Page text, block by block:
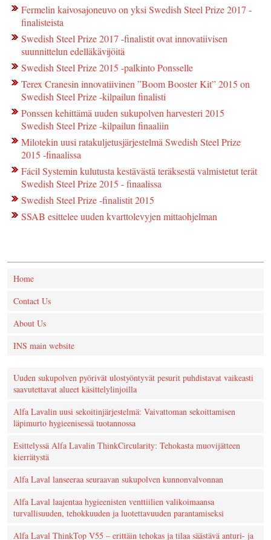
Fermelin kaivosajoneuvo on yksi Swedish Steel Prize 2017 -
finalisteista
Swedish Steel Prize 2017 -finalistit ovat innovatiivisen
suunnittelun edelläkävijöitä
Swedish Steel Prize 2015 -palkinto Ponsselle
Terex Cranesin innovatiivinen ”Boom Booster Kit” 2015 on
Swedish Steel Prize -kilpailun finalisti
Ponssen kehittämä uuden sukupolven harvesteri 2015
Swedish Steel Prize -kilpailun finaaliin
Milotekin uusi ratakuljetusjärjestelmä Swedish Steel Prize
2015 -finaalissa
Fácil Systemin kulutusta kestävästä teräksestä valmistetut terät
Swedish Steel Prize 2015 - finaalissa
Swedish Steel Prize -finalistit 2015
SSAB esittelee uuden kvarttolevyjen mittaohjelman
Home
Contact Us
About Us
INS main website
Uuden sukupolven pyörivät ulostyöntyvät pesurit puhdistavat vaikeasti
saavutettavat alueet käsittelylinjoilla
Alfa Lavalin uusi sekoitinjärjestelmä: Vaivattoman sekoittamisen
läpimurto hygieenisessä tuotannossa
Esittelyssä Alfa Lavalin ThinkCircularity: Tehokasta muovijätteen
kierrätystä
Alfa Laval lanseeraa seuraavan sukupolven kunnonvalvonnan
Alfa Laval laajentaa hygieenisten venttiilien valikoimaansa
turvallisuuden, tehokkuuden ja luotettavuuden parantamiseksi
Alfa Laval ThinkTop V55 – erittäin tehokas ja tilaa säästävä anturi- ja